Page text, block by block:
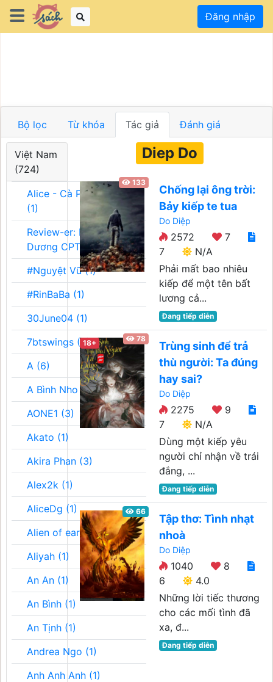
Đăng nhập
Bộ lọc Từ khóa Tác giả Đánh giá
Việt Nam
(724)
Alice - Cà Phê Team
(1)
Review-er: Dương
Dương CPT (1)
#Nguyệt Vũ (1)
#RinBaBa (1)
30June04 (1)
7btswings (3)
A (6)
A Bình Nho (2)
AONE1 (3)
Akato (1)
Akira Phan (3)
Alex2k (1)
AliceDg (1)
Alien of earth (1)
Aliyah (1)
An An (1)
An Bình (1)
An Tịnh (1)
Andrea Ngo (1)
Anh Anh Anh (1)
Diep Do
133
Chống lại ông trời:
Bảy kiếp te tua
Do Diệp
2572
7
7
N/A
Phải mất bao nhiêu
kiếp để một tên bất
lương cả...
Đang tiếp diễn
18+ 78
Trùng sinh để trả
thù người: Ta đúng
hay sai?
Do Diệp
2275
9
7
N/A
Dùng một kiếp yêu
người chỉ nhận về trái
đắng, ...
Đang tiếp diễn
66
Tập thơ: Tình nhạt
nhoà
Do Diệp
1040
8
6
4.0
Những lời tiếc thương
cho các mối tình đã
xa, đ...
Đang tiếp diễn